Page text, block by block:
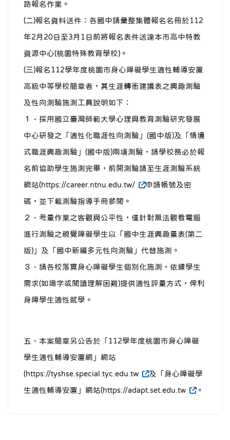
路報名作業。
(二)報名資料送件：各國中請彙整集體報名名冊於112
年2月20日至3月1日前將報名表件送達本市高中特教
資源中心(桃園特殊教育學校)。
(三)報名112學年度桃園市身心障礙學生適性輔導安置
高級中等學校簡章者，其生涯轉銜建議表之興趣測驗
及性向測驗施測工具說明如下：
１、採用國立臺灣師範大學心理與教育測驗研究發展
中心研發之「適性化職涯性向測驗」(國中版)及「情境
式職涯興趣測驗」(國中版)兩項測驗，請學校務必於報
名前協助學生施測完畢，前開測驗請至生涯測驗系統
網站(https://career.ntnu.edu.tw/ 申請帳號及密
碼，並下載測驗指導手冊參閱。
２、考量作業之客觀與公平性，僅針對無法觀看電腦
進行測驗之視覺障礙學生以「國中生涯興趣量表(第二
版)」及「國中新編多元性向測驗」代替施測。
３、請各校落實身心障礙學生個別化施測，依據學生
需求(如識字或閱讀理解困難)提供適性評量方式，俾利
身障學生適性就學。
五、本案簡章另公告於「112學年度桃園市身心障礙
學生適性輔導安置網」網站
(https://tyshse.special.tyc.edu.tw 及「身心障礙學
生適性輔導安置」網站(https://adapt.set.edu.tw 。